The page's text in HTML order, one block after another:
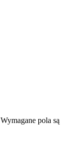
Wymagane pola są